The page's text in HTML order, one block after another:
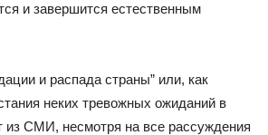
и завершится естественным
и распада страны” или, как
неких тревожных ожиданий в
из СМИ, несмотря на все рассуждения